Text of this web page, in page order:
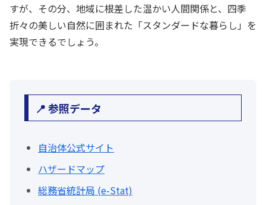
すが、その分、地域に根差した温かい人間関係と、四季
折々の美しい自然に囲まれた「スタンダードな暮らし」を
実現できるでしょう。
📍 参照データ
自治体公式サイト
ハザードマップ
総務省統計局 (e-Stat)